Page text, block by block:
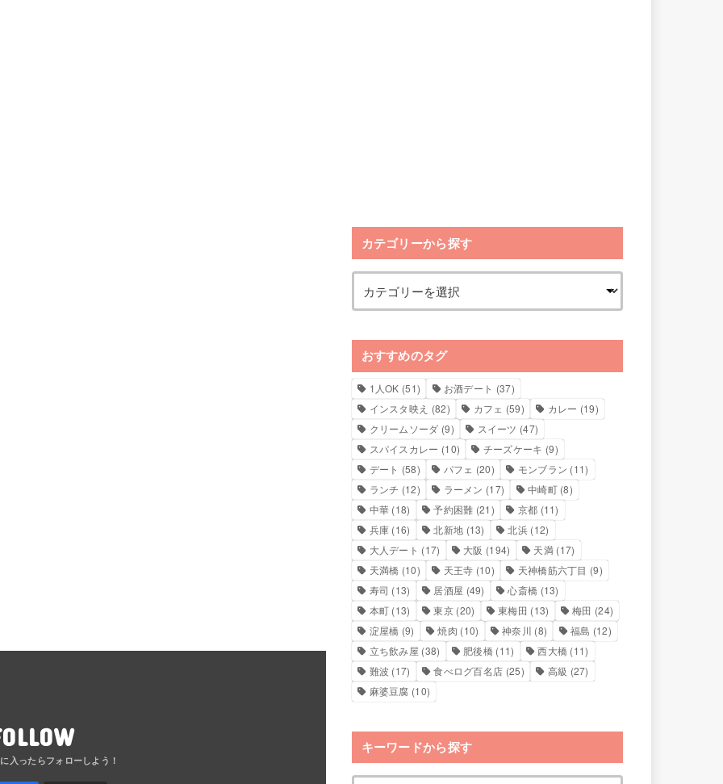
カテゴリーから探す
おすすめのタグ
1人OK (51) お酒デート (37)
インスタ映え (82) カフェ (59) カレー (19)
クリームソーダ (9) スイーツ (47)
スパイスカレー (10) チーズケーキ (9)
デート (58) パフェ (20) モンブラン (11)
ランチ (12) ラーメン (17) 中崎町(8)
中華 (18) 予約困難 (21) 京都 (11)
兵庫 (16) 北新地 (13) 北浜 (12)
大人デート (17) 大阪 (194) 天満(17)
天満橋 (10) 天王寺 (10) 天神橋筋六丁目 (9)
寿司 (13) 居酒屋 (49) 心斎橋 (13)
本町 (13) 東京(20) 東梅田 (13) 梅田 (24)
淀屋橋 (9) 焼肉 (10) 神奈川 (8) 福島 (12)
立ち飲み屋 (38) 肥後橋 (11) 西大橋 (11)
難波 (17) 食べログ百名店 (25) 高級 (27)
麻婆豆腐 (10)
キーワードから探す